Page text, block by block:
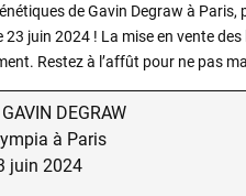
de Gavin Degraw à
23 juin 2024 ! La mise en vente
Restez à l’affût pour ne pas
GAVIN DEGRAW
à Paris
juin 2024